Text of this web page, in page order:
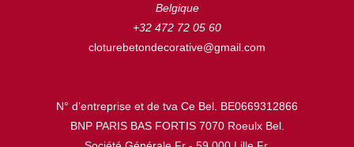
Belgique
+32 472 72 05 60
cloturebetondecorative@gmail.com
N° d’entreprise et de tva Ce Bel. BE0669312866
BNP PARIS BAS FORTIS 7070 Roeulx Bel.